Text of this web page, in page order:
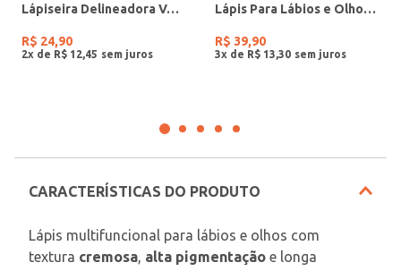
Lápiseira Delineadora Vemelho Rubi Vult UNICO
R$ 24,90
2x de R$ 12 45
Lápis Para Lábios e Olhos Caramelo UNICO
R$ 39,90
3x de R$ 13 30
CARACTERÍSTICAS DO PRODUTO
Lápis multifuncional para lábios e olhos com
textura cremosa alta pigmentação e longa